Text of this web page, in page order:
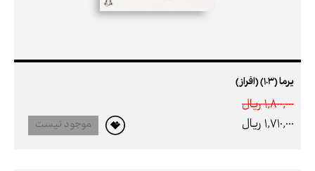
یرما (103) (افراز)
1,800,000 ريال
1,710,000 ريال
موجود نیست